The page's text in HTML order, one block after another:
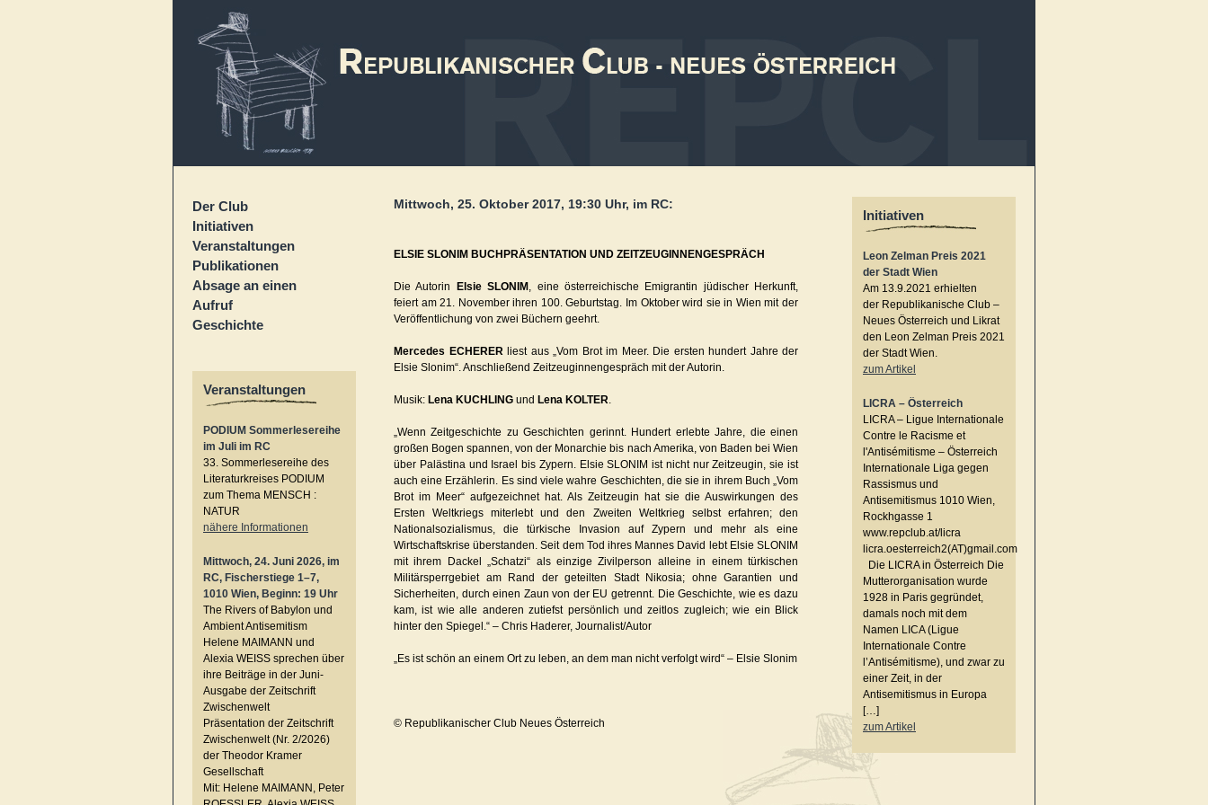
Der Club
Initiativen
Veranstaltungen
Publikationen
Absage an einen
Aufruf
Geschichte
Veranstaltungen
PODIUM Sommerlesereihe
im Juli im RC
33. Sommerlesereihe des
Literaturkreises PODIUM
zum Thema MENSCH :
NATUR
nähere Informationen
Mittwoch, 24. Juni 2026, im
RC, Fischerstiege 1–7,
1010 Wien, Beginn: 19 Uhr
The Rivers of Babylon und
Ambient Antisemitism
Helene MAIMANN und
Alexia WEISS sprechen über
ihre Beiträge in der Juni-
Ausgabe der Zeitschrift
Zwischenwelt
Präsentation der Zeitschrift
Zwischenwelt (Nr. 2/2026)
der Theodor Kramer
Gesellschaft
Mit: Helene MAIMANN, Peter
Mittwoch, 25. Oktober 2017, 19:30 Uhr, im RC:
ELSIE SLONIM BUCHPRÄSENTATION UND ZEITZEUGINNENGESPRÄCH
Die Autorin Elsie SLONIM , eine österreichische Emigrantin jüdischer Herkunft,
feiert am 21. November ihren 100. Geburtstag. Im Oktober wird sie in Wien mit der
Veröffentlichung von zwei Büchern geehrt.
Mercedes ECHERERliest aus „Vom Brot im Meer. Die ersten hundert Jahre der
Elsie Slonim“. Anschließend Zeitzeuginnengespräch mit der Autorin.
Musik: Lena KUCHLING und Lena KOLTER.
„Wenn Zeitgeschichte zu Geschichten gerinnt. Hundert erlebte Jahre, die einen
großen Bogen spannen, von der Monarchie bis nach Amerika, von Baden bei Wien
über Palästina und Israel bis Zypern. Elsie SLONIM ist nicht nur Zeitzeugin, sie ist
auch eine Erzählerin. Es sind viele wahre Geschichten, die sie in ihrem Buch „Vom
Brot im Meer“ aufgezeichnet hat. Als Zeitzeugin hat sie die Auswirkungen des
Ersten Weltkriegs miterlebt und den Zweiten Weltkrieg selbst erfahren; den
Nationalsozialismus, die türkische Invasion auf Zypern und mehr als eine
Wirtschaftskrise überstanden. Seit dem Tod ihres Mannes David lebt Elsie SLONIM
mit ihrem Dackel „Schatzi“ als einzige Zivilperson alleine in einem türkischen
Militärsperrgebiet am Rand der geteilten Stadt Nikosia; ohne Garantien und
Sicherheiten, durch einen Zaun von der EU getrennt. Die Geschichte, wie es dazu
kam, ist wie alle anderen zutiefst persönlich und zeitlos zugleich; wie ein Blick
hinter den Spiegel.“ – Chris Haderer, Journalist/Autor
„Es ist schön an einem Ort zu leben, an dem man nicht verfolgt wird“ – Elsie Slonim
© Republikanischer Club Neues Österreich
Initiativen
Leon Zelman Preis 2021
der Stadt Wien
Am 13.9.2021 erhielten
der Republikanische Club –
Neues Österreich und Likrat
den Leon Zelman Preis 2021
der Stadt Wien.
zum Artikel
LICRA – Österreich
LICRA – Ligue Internationale
Contre le Racisme et
l'Antisémitisme – Österreich
Internationale Liga gegen
Rassismus und
Antisemitismus 1010 Wien,
Rockhgasse 1
www.repclub.at/licra
licra.oesterreich2(AT)gmail.com
Die LICRA in Österreich Die
Mutterorganisation wurde
1928 in Paris gegründet,
damals noch mit dem
Namen LICA (Ligue
Internationale Contre
l’Antisémitisme), und zwar zu
einer Zeit, in der
Antisemitismus in Europa
[…]
zum Artikel